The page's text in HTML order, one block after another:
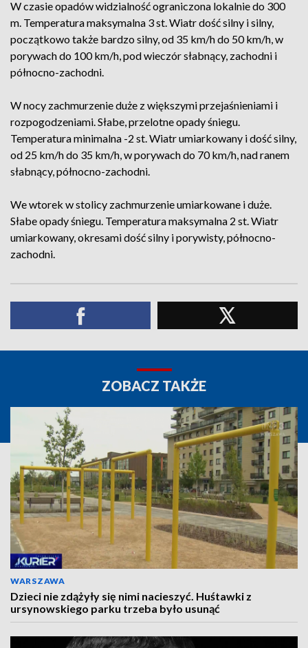
W czasie opadów widzialność ograniczona lokalnie do 300
m. Temperatura maksymalna 3 st. Wiatr dość silny i silny,
początkowo także bardzo silny, od 35 km/h do 50 km/h, w
porywach do 100 km/h, pod wieczór słabnący, zachodni i
północno-zachodni.
W nocy zachmurzenie duże z większymi przejaśnieniami i
rozpogodzeniami. Słabe, przelotne opady śniegu.
Temperatura minimalna -2 st. Wiatr umiarkowany i dość silny,
od 25 km/h do 35 km/h, w porywach do 70 km/h, nad ranem
słabnący, północno-zachodni.
We wtorek w stolicy zachmurzenie umiarkowane i duże.
Słabe opady śniegu. Temperatura maksymalna 2 st. Wiatr
umiarkowany, okresami dość silny i porywisty, północno-
zachodni.
ZOBACZ TAKŻE
WARSZAWA
Dzieci nie zdążyły się nimi nacieszyć. Huśtawki z
ursynowskiego parku trzeba było usunąć